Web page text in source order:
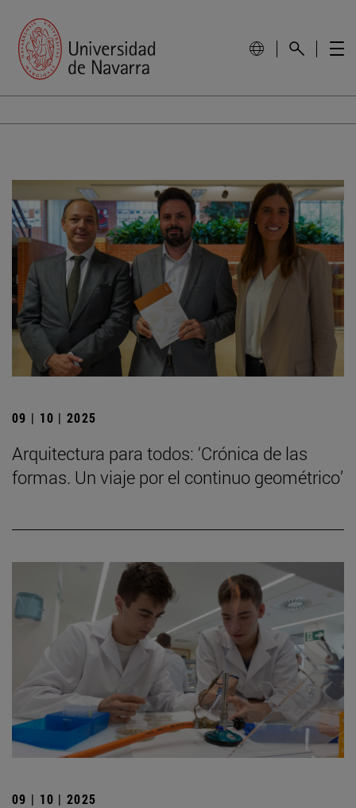
09 | 10 | 2025
Arquitectura para todos: ‘Crónica de las
formas. Un viaje por el continuo geométrico’
09 | 10 | 2025